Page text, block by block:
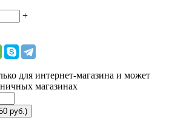
+
для интернет-магазина и может
магазинах
руб.)